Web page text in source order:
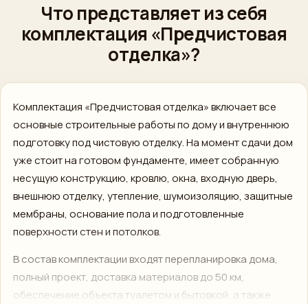
Что представляет из себя
комплектация «Предчистовая
отделка»?
Комплектация «Предчистовая отделка» включает все
основные строительные работы по дому и внутреннюю
подготовку под чистовую отделку. На момент сдачи дом
уже стоит на готовом фундаменте, имеет собранную
несущую конструкцию, кровлю, окна, входную дверь,
внешнюю отделку, утепление, шумоизоляцию, защитные
мембраны, основание пола и подготовленные
поверхности стен и потолков.
В состав комплектации входят перепланировка дома,
полный проект, доставка материалов до 50 км,
обеспечение объекта туалетом и бытовкой, а также
WhatsApp ›
ВКонтакте
Instagram
Директ
MAX ›
ПОЗВОНИТЬ
ПН–ПТ 09:00–18:00 ›